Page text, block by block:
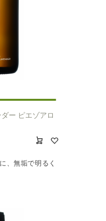
ー ピエゾアロ
、無垢で明るく